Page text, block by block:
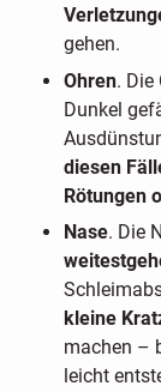
gehen.
Ohren. Die
Dunkel
diesen
Rötungen
Nase. Die
kleine
machen –
leicht